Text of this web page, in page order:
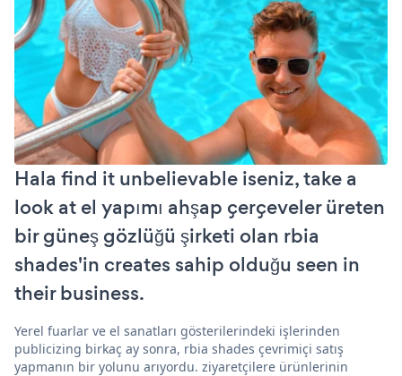
Hala find it unbelievable iseniz, take a
look at el yapımı ahşap çerçeveler üreten
bir güneş gözlüğü şirketi olan rbia
shades'in creates sahip olduğu seen in
their business.
Yerel fuarlar ve el sanatları gösterilerindeki işlerinden
publicizing birkaç ay sonra, rbia shades çevrimiçi satış
yapmanın bir yolunu arıyordu. ziyaretçilere ürünlerinin